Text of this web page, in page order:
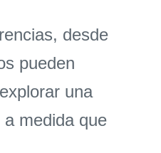
desde
pueden
una
medida que